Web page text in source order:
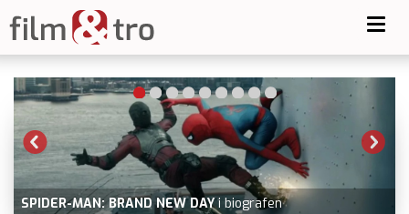
SPIDER-MAN: BRAND NEW DAY i biografen